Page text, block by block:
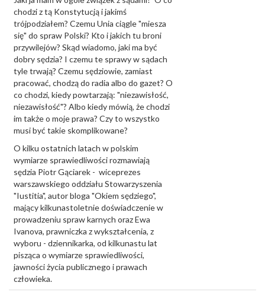
chodzi z tą Konstytucją i jakimś
trójpodziałem? Czemu Unia ciągle "miesza
się" do spraw Polski? Kto i jakich tu broni
przywilejów? Skąd wiadomo, jaki ma być
dobry sędzia? I czemu te sprawy w sądach
tyle trwają? Czemu sędziowie, zamiast
pracować, chodzą do radia albo do gazet? O
co chodzi, kiedy powtarzają: "niezawisłość,
niezawisłość"? Albo kiedy mówią, że chodzi
im także o moje prawa? Czy to wszystko
musi być takie skomplikowane?
O kilku ostatnich latach w polskim
wymiarze sprawiedliwości rozmawiają
sędzia Piotr Gąciarek - wiceprezes
warszawskiego oddziału Stowarzyszenia
"Iustitia", autor bloga "Okiem sędziego",
mający kilkunastoletnie doświadczenie w
prowadzeniu spraw karnych oraz Ewa
Ivanova, prawniczka z wykształcenia, z
wyboru - dziennikarka, od kilkunastu lat
pisząca o wymiarze sprawiedliwości,
jawności życia publicznego i prawach
człowieka.